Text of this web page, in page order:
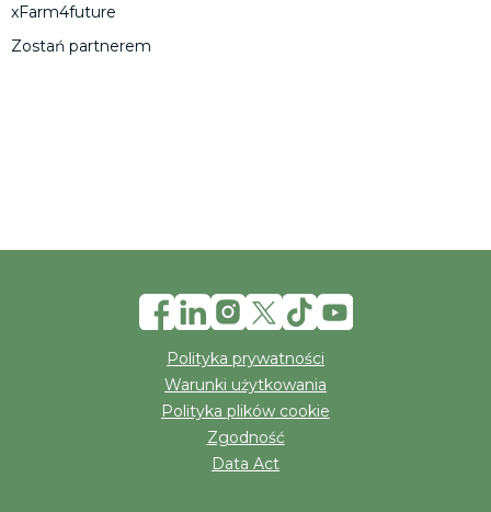
xFarm4future
Zostań partnerem
Polityka prywatności
Warunki użytkowania
Polityka plików cookie
Zgodność
Data Act